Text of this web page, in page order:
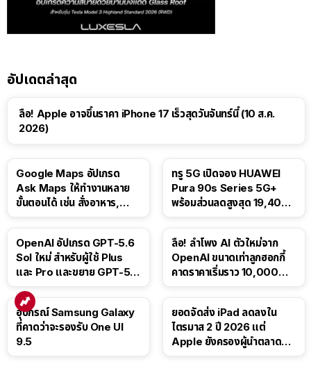
อัปเดตล่าสุด
ลือ! Apple อาจขึ้นราคา iPhone 17 เร็วสุดวันจันทร์นี้ (10 ส.ค.
2026)
Google Maps อัปเกรด
Ask Maps ให้ทำงานหลาย
ขั้นตอนได้ เช่น สั่งอาหาร,
ทรู 5G เปิดจอง HUAWEI
Pura 90s Series 5G+
พร้อมส่วนลดสูงสุด 19,400
OpenAI อัปเกรด GPT-5.6
Sol ใหม่ สำหรับผู้ใช้ Plus
และ Pro และขยาย GPT-5.6
ลือ! ลำโพง AI ตัวใหม่จาก
OpenAI ขนาดเท่าลูกฮอกกี้
คาดราคาเริ่มราว 10,000
อุปกรณ์ Samsung Galaxy
ที่คาดว่าจะรองรับ One UI
9.5
ยอดจัดส่ง iPad ลดลงใน
ไตรมาส 2 ปี 2026 แต่
Apple ยังครองผู้นำตลาด